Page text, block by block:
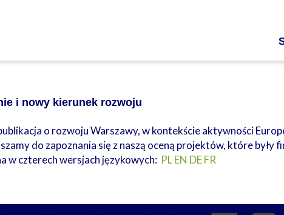
o rozwoju Warszawy, w kontekście aktywności
do zapoznania się z naszą oceną projektów, które były
w czterech wersjach językowych: PLEN DEFR
i nowy kierunek rozwoju